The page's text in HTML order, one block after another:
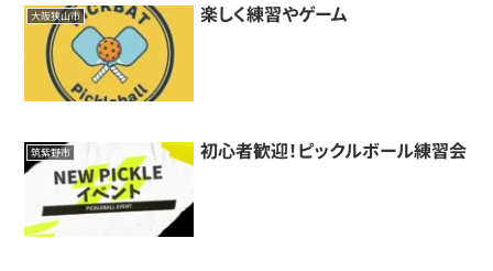
大阪狭山市 楽しく練習やゲーム
筑紫野市 初心者歓迎！ピックルボール練習会